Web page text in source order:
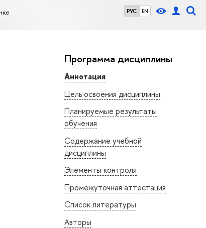
РУС EN
Программа дисциплины
Аннотация
Цель освоения дисциплины
Планируемые результаты
обучения
Содержание учебной
дисциплины
Элементы контроля
Промежуточная аттестация
Список литературы
Авторы